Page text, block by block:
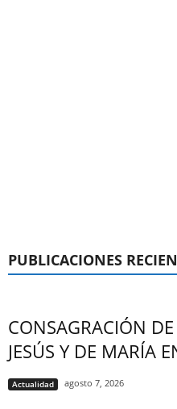
PUBLICACIONES
CONSAGRACIÓN
JESÚS Y DE MARÍA
Actualidad agosto 7, 2026